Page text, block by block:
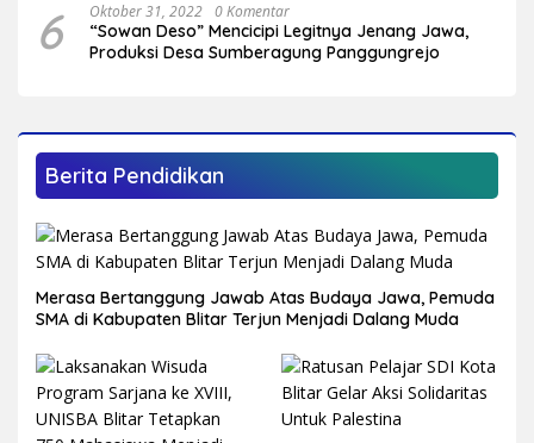
6 Oktober 31, 2022 0 Komentar
“Sowan Deso” Mencicipi Legitnya Jenang Jawa,
Produksi Desa Sumberagung Panggungrejo
Berita Pendidikan
Merasa Bertanggung Jawab Atas Budaya Jawa, Pemuda
SMA di Kabupaten Blitar Terjun Menjadi Dalang Muda